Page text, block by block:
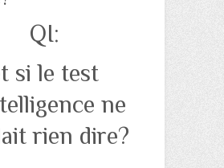
QI:
si le test
ne
rien dire?